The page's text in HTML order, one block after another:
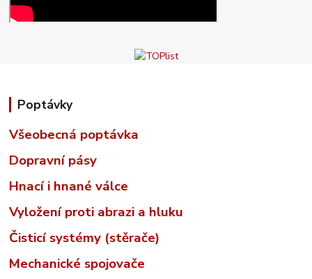
Poptávky
Všeobecná poptávka
Dopravní pásy
Hnací i hnané válce
Vyložení proti abrazi a hluku
Čisticí systémy (stěrače)
Mechanické spojovače